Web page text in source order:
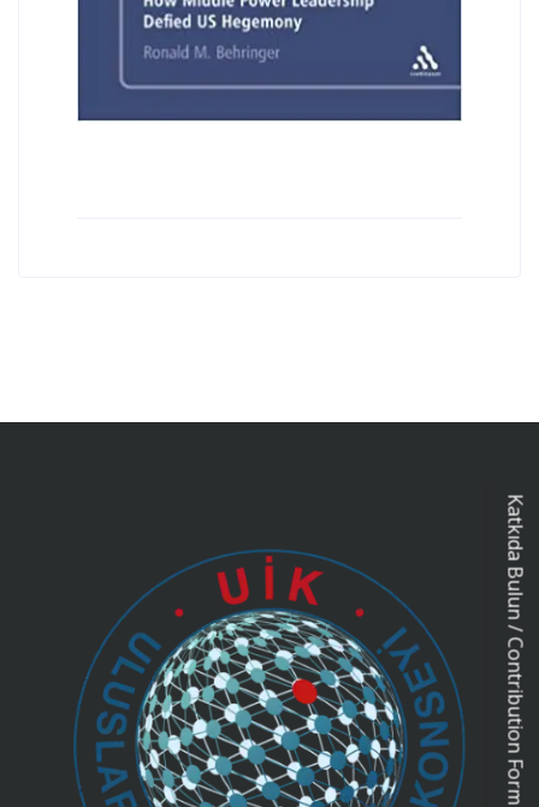
Katkıda Bulun / Contribution Form